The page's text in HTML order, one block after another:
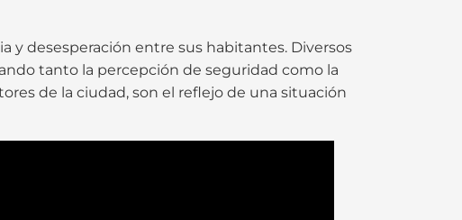
y desesperación entre sus habitantes. Diversos
tanto la percepción de seguridad como la
de la ciudad, son el reflejo de una situación